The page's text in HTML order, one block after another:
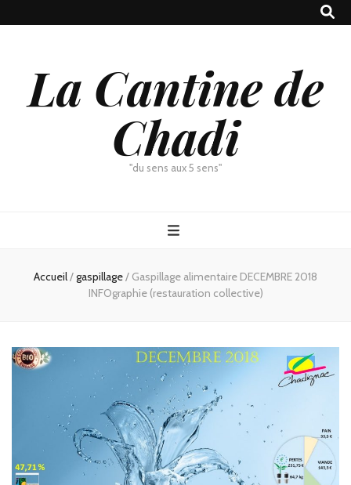
La Cantine de
Chadi
"du sens aux 5 sens"
Accueil/gaspillage/ Gaspillage alimentaire DECEMBRE 2018
INFOgraphie (restauration collective)